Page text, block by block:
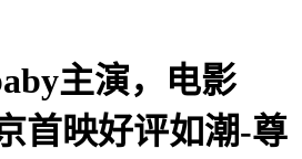
主演，电影
首映好评如潮-尊